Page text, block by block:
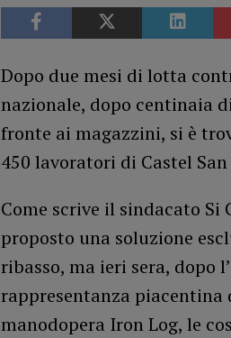
Dopo due mesi di lotta
nazionale, dopo centinaia
fronte ai magazzini, si è
450 lavoratori di Castel
Come scrive il sindacato Si
proposto una soluzione
ribasso, ma ieri sera, dopo
rappresentanza piacentina
manodopera Iron Log, le